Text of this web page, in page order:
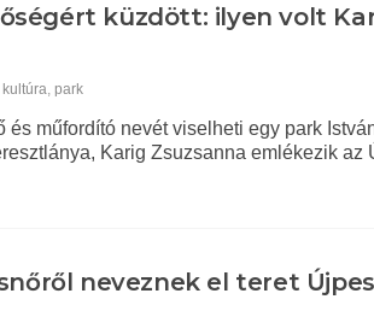
küzdött: ilyen volt
kultúra,park
és műfordító nevét viselheti egy park
Karig Zsuzsanna emlékezik az
neveznek el teret